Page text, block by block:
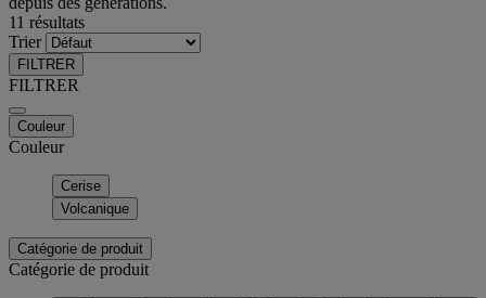
11 résultats
Trier
FILTRER
FILTRER
Couleur
Couleur
Cerise
Volcanique
Catégorie de produit
Catégorie de produit